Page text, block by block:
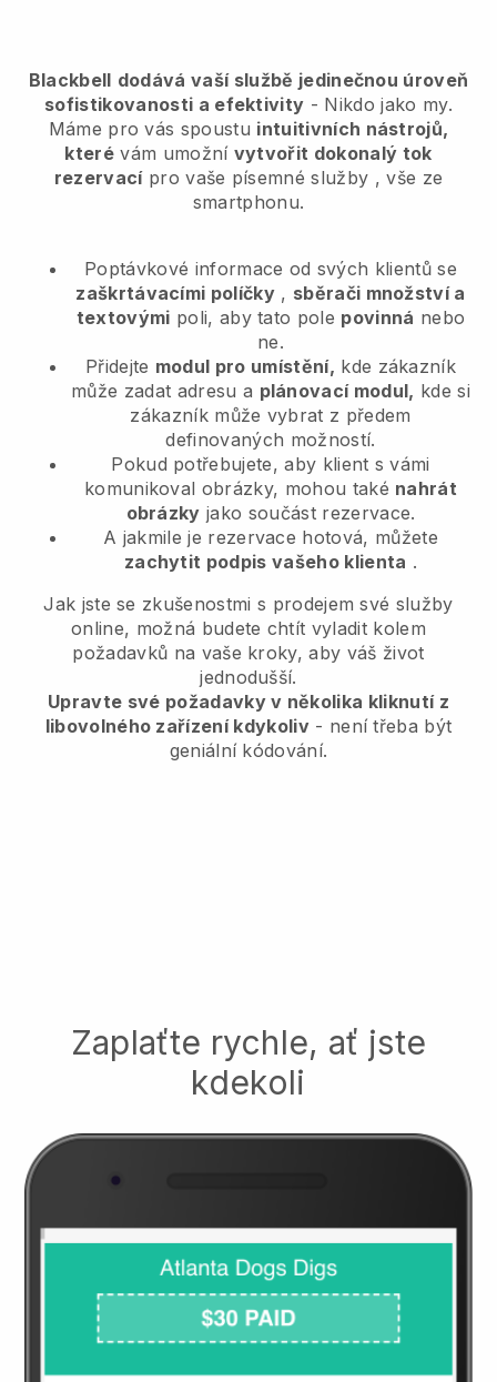
Blackbell dodává vaší službě jedinečnou úroveň
sofistikovanosti a efektivity - Nikdo jako my.
Máme pro vás spoustu intuitivních nástrojů,
které vám umožní vytvořit dokonalý tok
rezervací pro vaše písemné služby , vše ze
smartphonu.
Poptávkové informace od svých klientů se
zaškrtávacími políčky , sběrači množství a
textovými poli, aby tato pole povinná nebo
ne.
Přidejte modul pro umístění, kde zákazník
může zadat adresu a plánovací modul, kde si
zákazník může vybrat z předem
definovaných možností.
Pokud potřebujete, aby klient s vámi
komunikoval obrázky, mohou také nahrát
obrázky jako součást rezervace.
A jakmile je rezervace hotová, můžete
zachytit podpis vašeho klienta .
Jak jste se zkušenostmi s prodejem své služby
online, možná budete chtít vyladit kolem
požadavků na vaše kroky, aby váš život
jednodušší.
Upravte své požadavky v několika kliknutí z
libovolného zařízení kdykoliv- není třeba být
geniální kódování.
Zaplaťte rychle, ať jste
kdekoli